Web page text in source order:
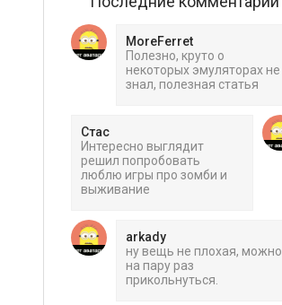
MoreFerret
Полезно, круто о
некоторых эмуляторах не
знал, полезная статья
Стас
Интересно выглядит
решил попробовать
люблю игры про зомби и
выживание
arkady
ну вещь не плохая, можно
на пару раз
прикольнуться.